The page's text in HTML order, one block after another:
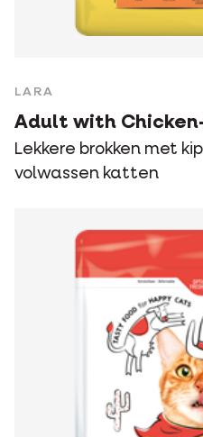
LARA
Adult with
Lekkere brokken met
volwassen katten